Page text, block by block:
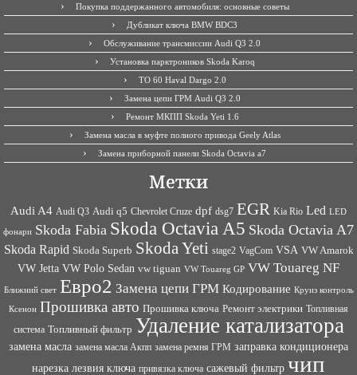
Покупка поддержанного автомобиля: основные советы
Дубликат ключа BMW BDC3
Обслуживание трансмиссии Audi Q3 2.0
Установка парктроников Skoda Karoq
ТО 60 Haval Dargo 2.0
Замена цепи ГРМ Audi Q3 2.0
Ремонт МКПП Skoda Yeti 1.6
Замена масла в муфте полного привода Geely Atlas
Замена приборной панели Skoda Octavia a7
Метки
Audi A4 Audi Q3 Audi q5 Chevrolet Cruze dpf dsg7 EGR Kia Rio Led LED
фонари Skoda Fabia Skoda Octavia A5 Skoda Octavia A7
Skoda Rapid Skoda Superb Skoda Yeti stage2 VagCom VSA VW Amarok
VW Jetta VW Polo Sedan vw tiguan VW Touareg GP VW Touareg NF
Ближний свет Евро2 Замена цепи ГРМ Кодирование Круиз контроль
Ксенон Прошивка авто Прошивка ключа Ремонт электрики Топливная
система Топливный фильтр Удаление катализатора
замена масла замена масла Акпп замена ремня ГРМ заправка кондиционера
нарезка лезвия ключа привязка ключа сажевый фильтр чип